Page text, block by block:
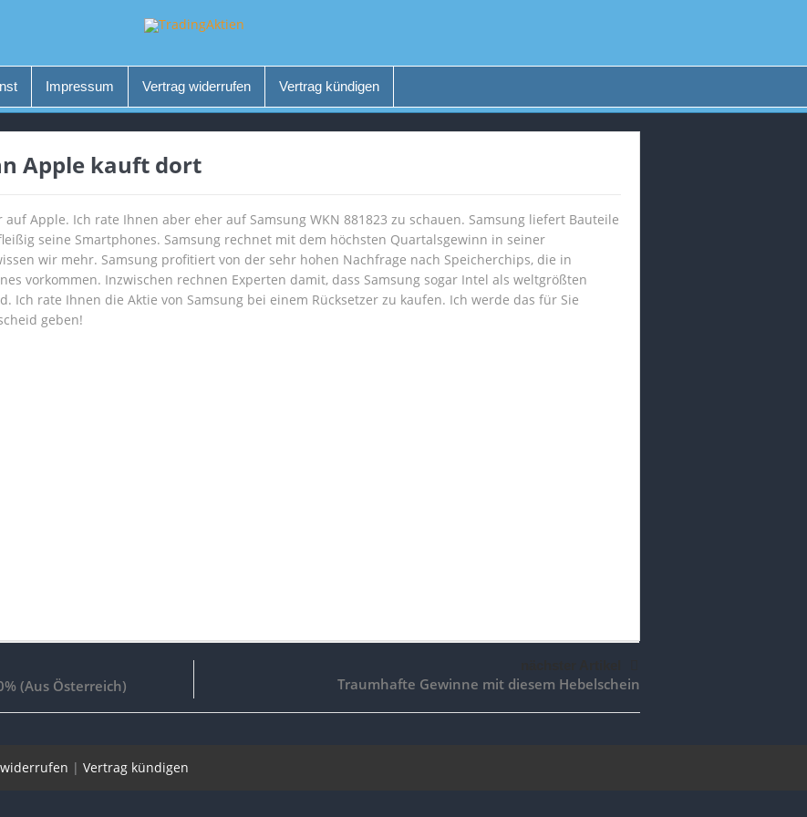
Impressum Vertrag widerrufen Vertrag kündigen
Apple kauft dort
Apple. Ich rate Ihnen aber eher auf Samsung WKN 881823 zu schauen. Samsung liefert Bauteile
seine Smartphones. Samsung rechnet mit dem höchsten Quartalsgewinn in seiner
wir mehr. Samsung profitiert von der sehr hohen Nachfrage nach Speicherchips, die in
vorkommen. Inzwischen rechnen Experten damit, dass Samsung sogar Intel als weltgrößten
Ich rate Ihnen die Aktie von Samsung bei einem Rücksetzer zu kaufen. Ich werde das für Sie
geben!
(Aus Österreich) Traumhafte Gewinne mit diesem Hebelschein
| Vertrag kündigen